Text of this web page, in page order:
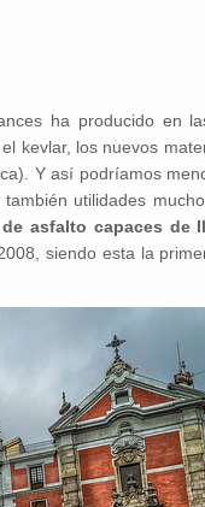
ha producido en
kevlar, los nuevos
Y así podríamos
utilidades
asfalto capaces de
siendo esta la